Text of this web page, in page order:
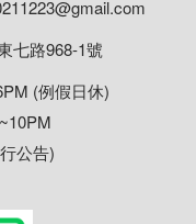
七路968-1號
(例假日休)
公告)